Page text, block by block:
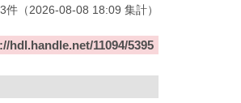
件 （2026-08-08 18:09 集計）
hdl.handle.net/11094/5395